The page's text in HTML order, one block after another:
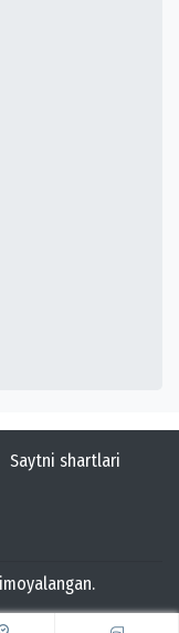
Saytni shartlari